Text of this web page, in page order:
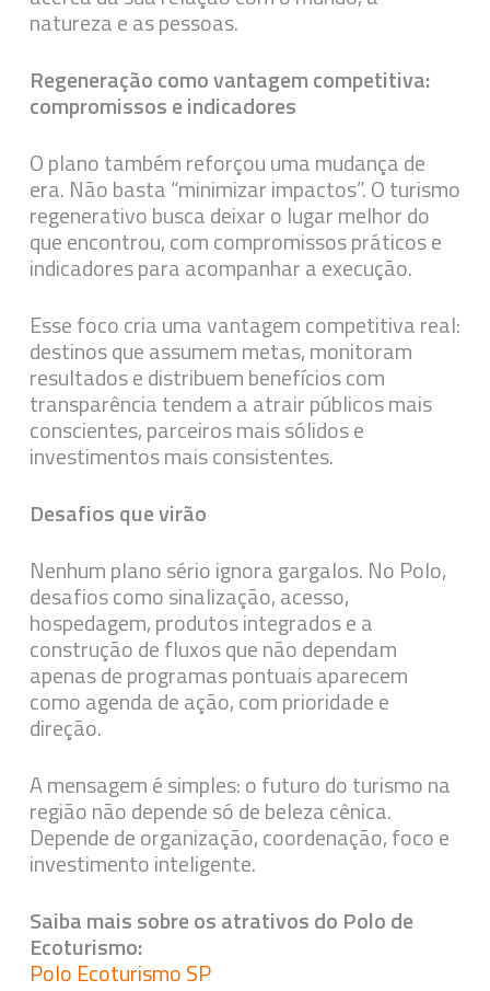
natureza e as pessoas.
Regeneração como vantagem competitiva:
compromissos e indicadores
O plano também reforçou uma mudança de
era. Não basta “minimizar impactos”. O turismo
regenerativo busca deixar o lugar melhor do
que encontrou, com compromissos práticos e
indicadores para acompanhar a execução.
Esse foco cria uma vantagem competitiva real:
destinos que assumem metas, monitoram
resultados e distribuem benefícios com
transparência tendem a atrair públicos mais
conscientes, parceiros mais sólidos e
investimentos mais consistentes.
Desafios que virão
Nenhum plano sério ignora gargalos. No Polo,
desafios como sinalização, acesso,
hospedagem, produtos integrados e a
construção de fluxos que não dependam
apenas de programas pontuais aparecem
como agenda de ação, com prioridade e
direção.
A mensagem é simples: o futuro do turismo na
região não depende só de beleza cênica.
Depende de organização, coordenação, foco e
investimento inteligente.
Saiba mais sobre os atrativos do Polo de
Ecoturismo:
Polo Ecoturismo SP